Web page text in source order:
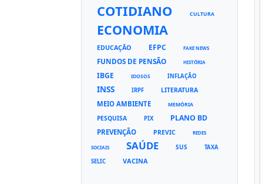
COTIDIANO CULTURA
ECONOMIA
EDUCAÇÃO EFPC FAKE NEWS
FUNDOS DE PENSÃO HISTÓRIA
IBGE IDOSOS INFLAÇÃO
INSS IRPF LITERATURA
MEIO AMBIENTE MEMÓRIA
PESQUISA PIX PLANO BD
PREVENÇÃO PREVIC REDES
SOCIAIS SAÚDE SUS
TAXA
SELIC
VACINA